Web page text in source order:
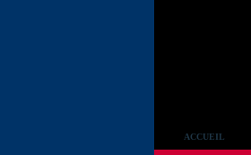
ACCUEIL